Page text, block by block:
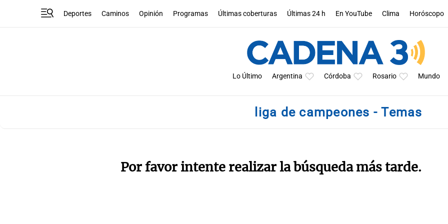
Deportes Caminos Opinión Programas Últimas coberturas Últimas 24 h En YouTube Clima Horóscopo
Lo Último Argentina Córdoba Rosario Mundo
liga de campeones - Temas
Por favor intente realizar la búsqueda más tarde.